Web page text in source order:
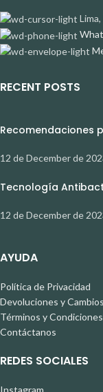
RECENT POSTS
Recomendaciones
12 de December de
Tecnología
12 de December de
AYUDA
Política de Privacidad
Devoluciones y Cambios
Términos y Condiciones
Contáctanos
REDES SOCIALES